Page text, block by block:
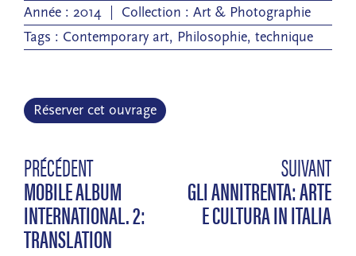
Année : 2014 Collection : Art & Photographie
Tags : Contemporary art, Philosophie, technique
Réserver cet ouvrage
PRÉCÉDENT
MOBILE ALBUM
INTERNATIONAL. 2:
TRANSLATION
SUIVANT
GLI ANNITRENTA: ARTE
E CULTURA IN ITALIA